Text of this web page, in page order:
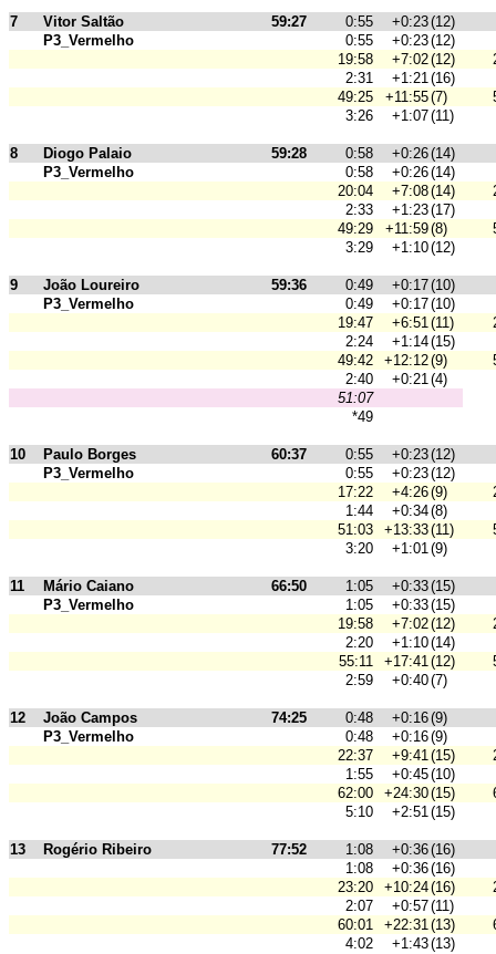
7 Vitor Saltão 59:27 0:55 +0:23(12)
P3_Vermelho
0:55 +0:23(12)
19:58
+7:02(12)
2:31
+1:21(16)
49:25
+11:55(7)
3:26
+1:07(11)
8 Diogo Palaio 59:28 0:58 +0:26(14)
P3_Vermelho
0:58 +0:26(14)
20:04
+7:08(14)
2:33
+1:23(17)
49:29
+11:59(8)
3:29
+1:10(12)
9 João Loureiro 59:36 0:49 +0:17(10)
P3_Vermelho
0:49 +0:17(10)
19:47
+6:51(11)
2:24
+1:14(15)
49:42
+12:12(9)
2:40
+0:21(4)
51:07
*49
10 Paulo Borges 60:37 0:55 +0:23(12)
P3_Vermelho
0:55 +0:23(12)
17:22
+4:26(9)
1:44
+0:34(8)
51:03
+13:33(11)
3:20
+1:01(9)
11 Mário Caiano 66:50 1:05 +0:33(15)
P3_Vermelho
1:05 +0:33(15)
19:58
+7:02(12)
2:20
+1:10(14)
55:11
+17:41(12)
2:59
+0:40(7)
12 João Campos 74:25 0:48 +0:16(9)
P3_Vermelho
0:48 +0:16(9)
22:37
+9:41(15)
1:55
+0:45(10)
62:00
+24:30(15)
5:10
+2:51(15)
13 Rogério Ribeiro 77:52 1:08 +0:36(16)
1:08
+0:36(16)
23:20
+10:24(16)
2:07
+0:57(11)
60:01
+22:31(13)
4:02
+1:43(13)